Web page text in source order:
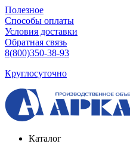
Полезное
Способы оплаты
Условия доставки
Обратная связь
8(800)350-38-93
Круглосуточно
Каталог